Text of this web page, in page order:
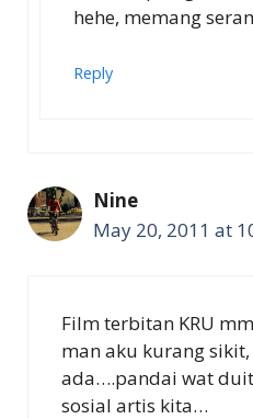
hehe, memang
Reply
Nine
May 20, 2011 at
Film terbitan KRU
man aku kurang
ada….pandai wat duit
sosial artis kita…